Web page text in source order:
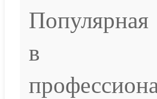
Популярная
в